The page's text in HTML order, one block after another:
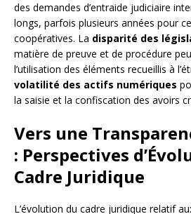
des demandes d’entraide judiciaire
longs, parfois plusieurs années pour
coopératives. La disparité des
matière de preuve et de procédure
l’utilisation des éléments recueillis à
volatilité des actifs numériques
la saisie et la confiscation des avoirs
Vers une
: Perspectives
Cadre Juridique
L’évolution du cadre juridique relatif